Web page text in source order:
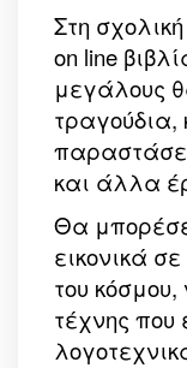
Στη
on line
μεγάλους
τραγούδια,
και άλλα
Θα
εικονικά
του
τέχνης